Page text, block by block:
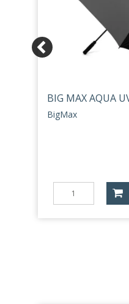
BIG MAX AQUA
BigMax